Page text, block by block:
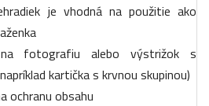
je vhodná na použitie ako
fotografiu alebo výstrižok s
kartička s krvnou skupinou)
ochranu obsahu